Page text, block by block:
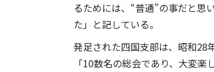
るためには、“普通”の事だと思
た」と記している。
発足された四国支部は、昭和28
「10数名の総会であり、大変